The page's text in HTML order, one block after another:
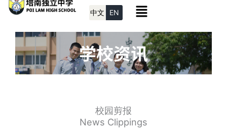
Skip
content
中文 EN Menu
校园剪报
News Clippings